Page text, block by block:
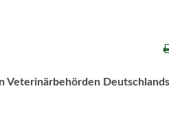
Veterinärbehörden